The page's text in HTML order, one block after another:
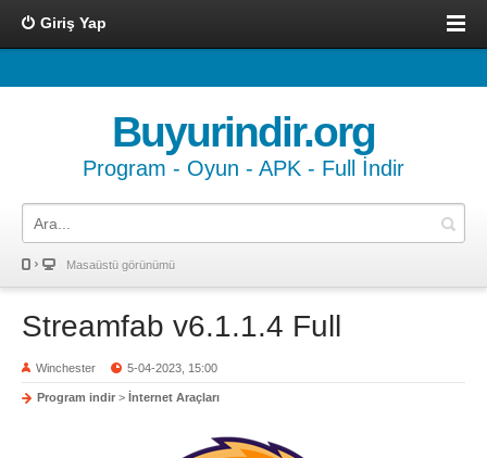
Giriş Yap
Buyurindir.org
Program - Oyun - APK - Full İndir
Masaüstü görünümü
Streamfab v6.1.1.4 Full
Winchester 5-04-2023, 15:00
Program indir > İnternet Araçları